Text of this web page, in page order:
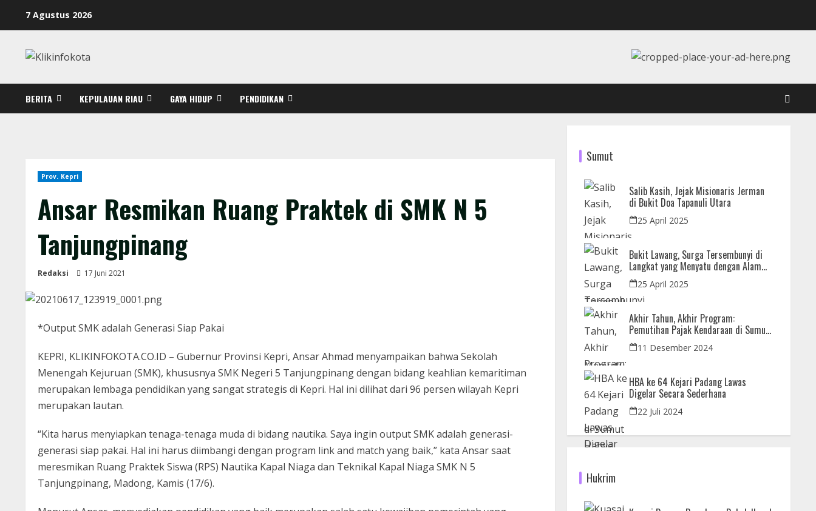
7 Agustus 2026
BERITA KEPULAUAN RIAU GAYA HIDUP PENDIDIKAN
Prov. Kepri
Ansar Resmikan Ruang Praktek di SMK N 5
Tanjungpinang
Redaksi 17 Juni 2021
*Output SMK adalah Generasi Siap Pakai
KEPRI, KLIKINFOKOTA.CO.ID – Gubernur Provinsi Kepri, Ansar Ahmad menyampaikan bahwa Sekolah
Menengah Kejuruan (SMK), khususnya SMK Negeri 5 Tanjungpinang dengan bidang keahlian kemaritiman
merupakan lembaga pendidikan yang sangat strategis di Kepri. Hal ini dilihat dari 96 persen wilayah Kepri
merupakan lautan.
“Kita harus menyiapkan tenaga-tenaga muda di bidang nautika. Saya ingin output SMK adalah generasi-
generasi siap pakai. Hal ini harus diimbangi dengan program link and match yang baik,” kata Ansar saat
meresmikan Ruang Praktek Siswa (RPS) Nautika Kapal Niaga dan Teknikal Kapal Niaga SMK N 5
Tanjungpinang, Madong, Kamis (17/6).
Sumut
Salib Kasih, Jejak Misionaris Jerman
di Bukit Doa Tapanuli Utara
25 April 2025
Bukit Lawang, Surga Tersembunyi di
Langkat yang Menyatu dengan Alam
dan Orangutan
25 April 2025
Akhir Tahun, Akhir Program:
Pemutihan Pajak Kendaraan di Sumut
Hanya Sampai 31 Desember
11 Desember 2024
HBA ke 64 Kejari Padang Lawas
Digelar Secara Sederhana
22 Juli 2024
Hukrim